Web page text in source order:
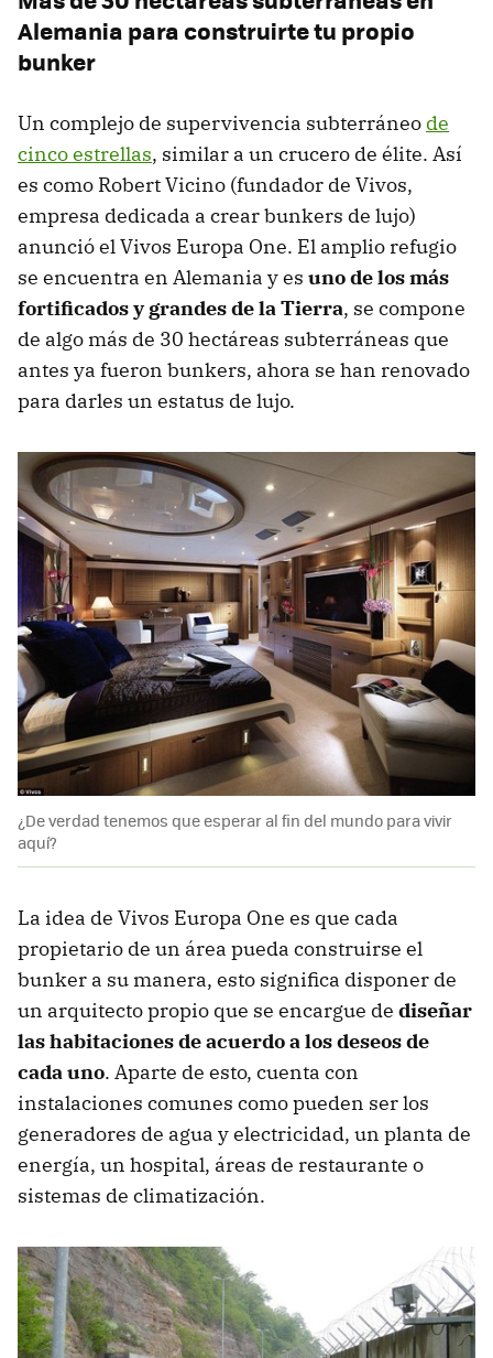
Alemania para construirte tu propio
bunker
Un complejo de supervivencia subterráneo de
cinco estrellas, similar a un crucero de élite. Así
es como Robert Vicino (fundador de Vivos,
empresa dedicada a crear bunkers de lujo)
anunció el Vivos Europa One. El amplio refugio
se encuentra en Alemania y es uno de los más
fortificados y grandes de la Tierra, se compone
de algo más de 30 hectáreas subterráneas que
antes ya fueron bunkers, ahora se han renovado
para darles un estatus de lujo.
¿De verdad tenemos que esperar al fin del mundo para vivir
aquí?
La idea de Vivos Europa One es que cada
propietario de un área pueda construirse el
bunker a su manera, esto significa disponer de
un arquitecto propio que se encargue de diseñar
las habitaciones de acuerdo a los deseos de
cada uno. Aparte de esto, cuenta con
instalaciones comunes como pueden ser los
generadores de agua y electricidad, un planta de
energía, un hospital, áreas de restaurante o
sistemas de climatización.